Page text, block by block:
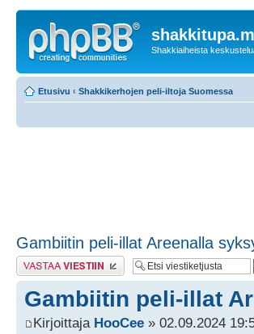
Shakkiaiheista
Etusivu ‹ Shakkikerhojen peli-iltoja Suomessa
Gambiitin peli-illat Areenalla
Lähetä vastaus
Gambiitin peli-illat
Kirjoittaja HooCee » 02.09.2024